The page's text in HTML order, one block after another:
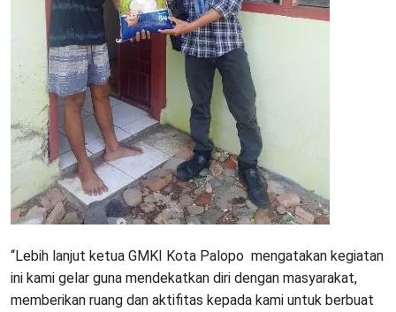
“Lebih lanjut ketua GMKI Kota Palopo mengatakan kegiatan
ini kami gelar guna mendekatkan diri dengan masyarakat,
memberikan ruang dan aktifitas kepada kami untuk berbuat